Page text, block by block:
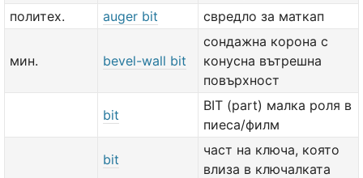
политех.
auger bit свредло за маткап
мин. bevel-wall bit
сондажна корона с
конусна вътрешна
повърхност
bit
BIT (part) малка роля в
пиеса/филм
bit
част на ключа, която
влиза в ключалката